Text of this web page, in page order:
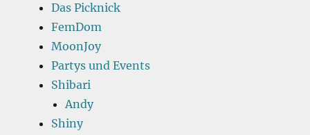
Das Picknick
FemDom
MoonJoy
Partys und Events
Shibari
Andy
Shiny